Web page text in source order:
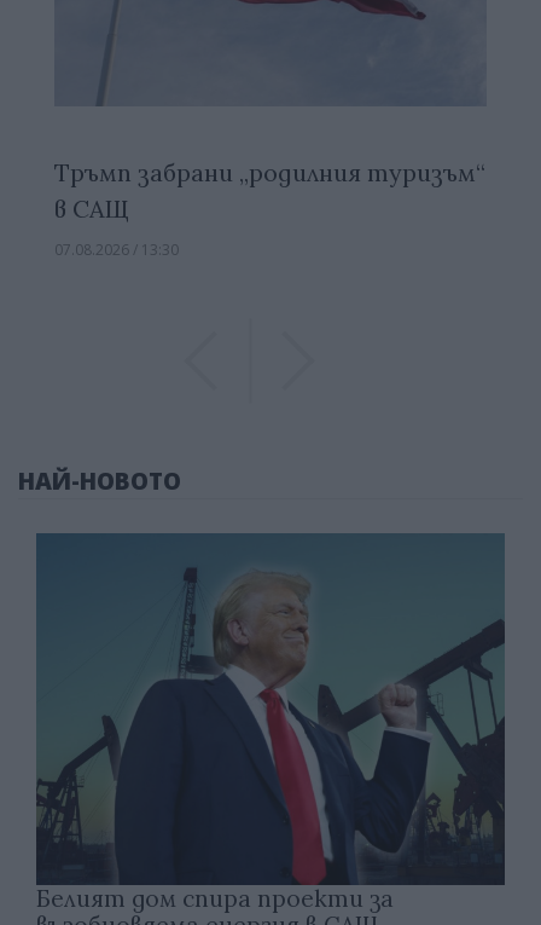
Тръмп забрани „родилния туризъм“
в САЩ
07.08.2026 / 13:30
НАЙ-НОВОТО
Белият дом спира проекти за